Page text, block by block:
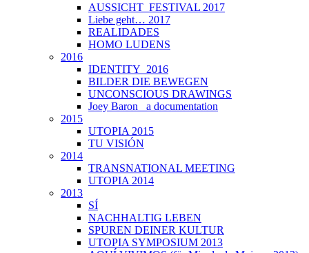
AUSSICHT_FESTIVAL 2017
Liebe geht… 2017
REALIDADES
HOMO LUDENS
2016
IDENTITY_2016
BILDER DIE BEWEGEN
UNCONSCIOUS DRAWINGS
Joey Baron_ a documentation
2015
UTOPIA 2015
TU VISIÓN
2014
TRANSNATIONAL MEETING
UTOPIA 2014
2013
SÍ
NACHHALTIG LEBEN
SPUREN DEINER KULTUR
UTOPIA SYMPOSIUM 2013